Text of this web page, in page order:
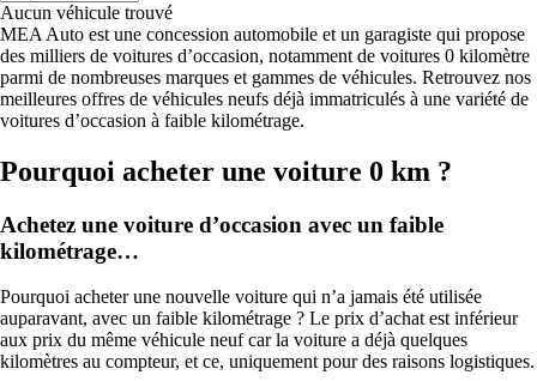
Aucun véhicule trouvé
MEA Auto est une concession automobile et un garagiste qui propose
des milliers de voitures d’occasion, notamment de voitures 0 kilomètre
parmi de nombreuses marques et gammes de véhicules. Retrouvez nos
meilleures offres de véhicules neufs déjà immatriculés à une variété de
voitures d’occasion à faible kilométrage.
Pourquoi acheter une voiture 0 km ?
Achetez une voiture d’occasion avec un faible
kilométrage…
Pourquoi acheter une nouvelle voiture qui n’a jamais été utilisée
auparavant, avec un faible kilométrage ? Le prix d’achat est inférieur
aux prix du même véhicule neuf car la voiture a déjà quelques
kilomètres au compteur, et ce, uniquement pour des raisons logistiques.